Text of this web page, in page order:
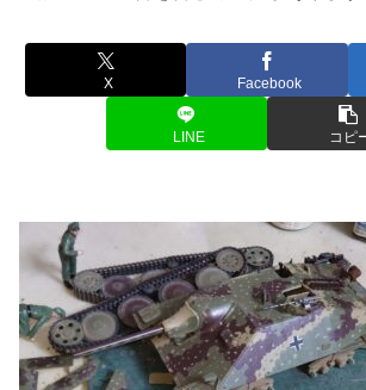
X Facebook
LINE コピ